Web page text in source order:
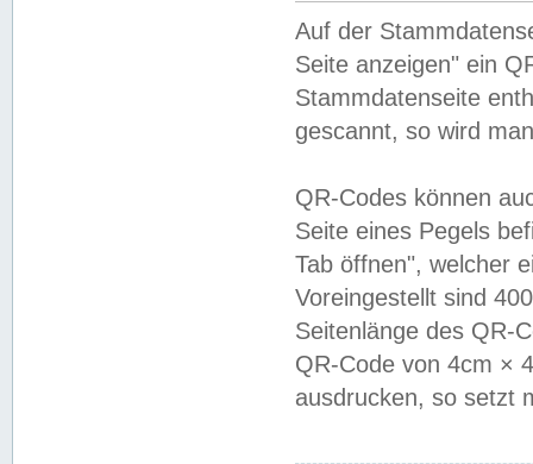
Auf der
Seite anzeigen" ein
Stammdatenseite
gescannt, so wird
QR-Codes können
Seite eines Pegels
Tab öffnen", welcher
Voreingestellt sind
Seitenlänge des QR-
QR-Code von 4cm ×
ausdrucken, so setzt